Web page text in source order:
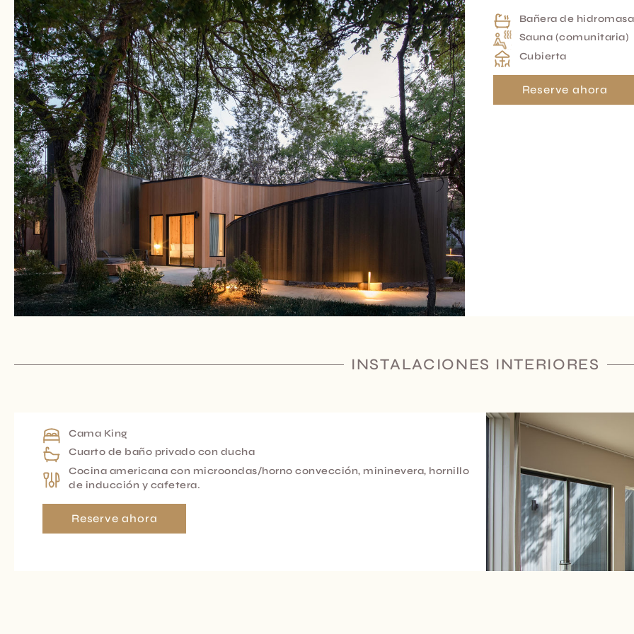
Bañera de
Sauna (comunitaria)
Cubierta
Reserve ahora
INSTALACIONES INTERIORES
Cama King
Cuarto de baño privado con ducha
Cocina americana con microondas/horno convección, mininevera, hornillo
de inducción y cafetera.
Reserve ahora